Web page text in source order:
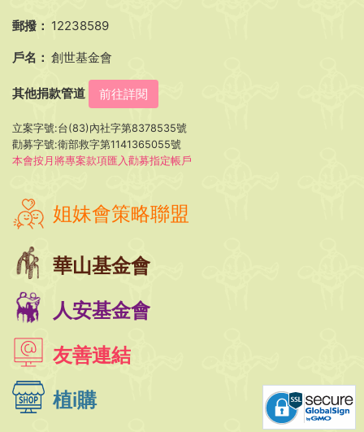
郵撥： 12238589
戶名： 創世基金會
其他捐款管道 前往詳閱
立案字號:台(83)內社字第8378535號
勸募字號:衛部救字第1141365055號
本會按月將專案款項匯入勸募指定帳戶
姐妹會策略聯盟
華山基金會
人安基金會
友善連結
植i購